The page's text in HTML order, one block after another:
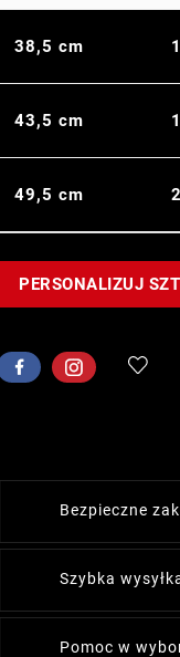
38,5 cm
43,5 cm
49,5 cm
PERSONALIZUJ
Bezpieczne
Szybka
Pomoc w